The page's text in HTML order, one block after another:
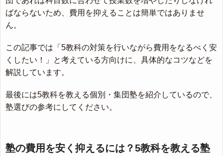
ばならないため、費用を抑えることは簡単ではありませ
ん。
この記事では「5教科の対策を行いながら費用をなるべく安
くしたい！」と考えている方向けに、具体的なコツなどを
解説しています。
最後には5教科を教える個別・集団塾を紹介しているので、
塾選びの参考にしてください。
塾の費用を安く抑えるには？5教科を教える塾